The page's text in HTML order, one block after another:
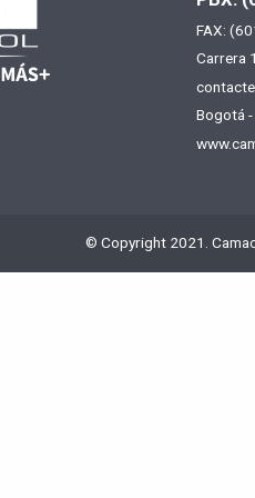
FAX:
Carrera
Bogotá
© Copyright 2021.